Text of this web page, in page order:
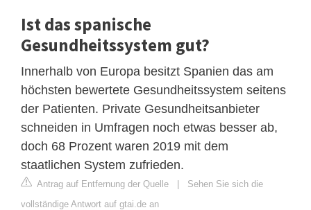
Ist das spanische
Gesundheitssystem gut?
Innerhalb von Europa besitzt Spanien das am
höchsten bewertete Gesundheitssystem seitens
der Patienten. Private Gesundheitsanbieter
schneiden in Umfragen noch etwas besser ab,
doch 68 Prozent waren 2019 mit dem
staatlichen System zufrieden.
Antrag auf Entfernung der Quelle | Sehen Sie sich die
vollständige Antwort auf gtai.de an